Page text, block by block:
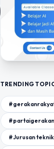
TRENDING
#Jurusan